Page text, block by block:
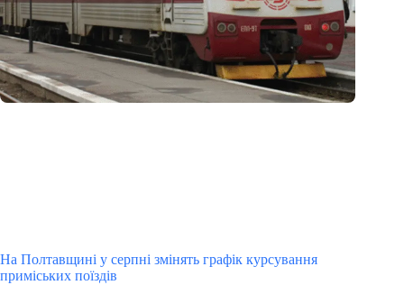
На Полтавщині у серпні змінять графік курсування
приміських поїздів